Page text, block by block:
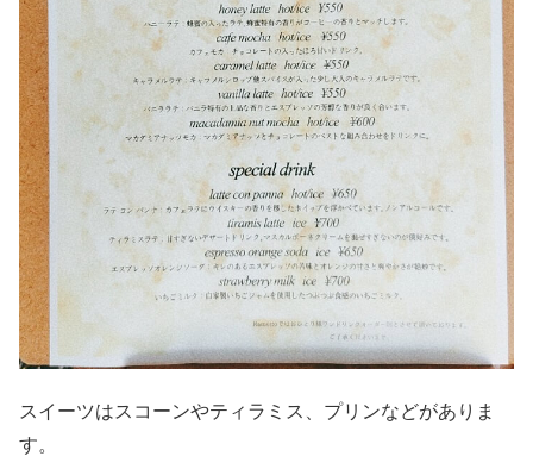
スイーツはスコーンやティラミス、プリンなどがありま
す。